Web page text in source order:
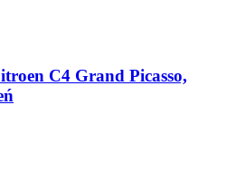
C4 Grand Picasso,